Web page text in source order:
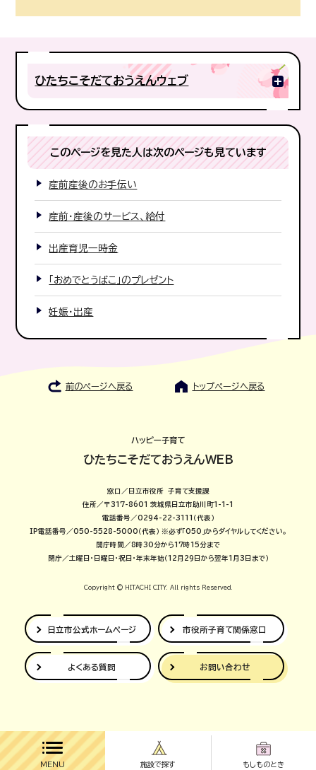
ひたちこそだておうえんウェブ
このページを見た人は次のページも見ています
産前産後のお手伝い
産前・産後のサービス、給付
出産育児一時金
「おめでとうばこ」のプレゼント
妊娠・出産
MENU 施設で探す もしものとき
前のページへ戻る トップページへ戻る
ハッピー子育て
ひたちこそだておうえんWEB
窓口／日立市役所 子育て支援課
住所／〒317-8601 茨城県日立市助川町1-1-1
電話番号／0294-22-3111（代表）
IP電話番号／050-5528-5000（代表） ※必ず「050」からダイヤルしてください。
開庁時間／8時30分から17時15分まで
閉庁／土曜日・日曜日・祝日・年末年始（12月29日から翌年1月3日まで）
Copyright © HITACHI CITY. All rights Reserved.
日立市公式ホームページ 市役所子育て関係窓口
よくある質問 お問い合わせ